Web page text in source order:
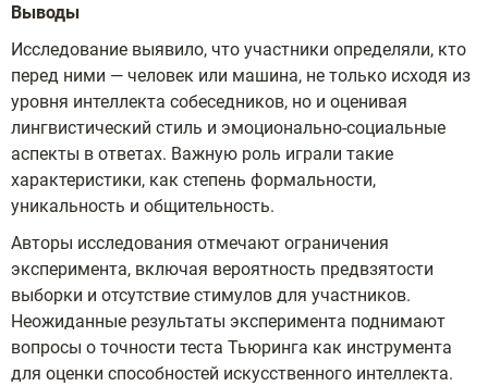
Выводы
Исследование выявило, что участники определяли, кто
перед ними — человек или машина, не только исходя из
уровня интеллекта собеседников, но и оценивая
лингвистический стиль и эмоционально-социальные
аспекты в ответах. Важную роль играли такие
характеристики, как степень формальности,
уникальность и общительность.
Авторы исследования отмечают ограничения
эксперимента, включая вероятность предвзятости
выборки и отсутствие стимулов для участников.
Неожиданные результаты эксперимента поднимают
вопросы о точности теста Тьюринга как инструмента
для оценки способностей искусственного интеллекта.